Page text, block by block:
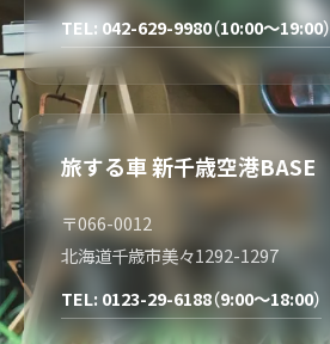
TEL: 042-629-9980（10:00～19:00）
旅する車 新千歳空港BASE
〒066-0012
北海道千歳市美々1292-1297
TEL: 0123-29-6188（9:00～18:00）